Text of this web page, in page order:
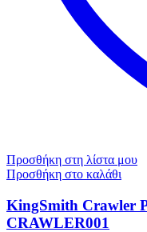
Προσθήκη στη λίστα μου
Προσθήκη στο καλάθι
KingSmith Crawler
CRAWLER001